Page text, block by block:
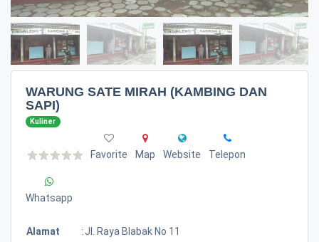
WARUNG SATE MIRAH (KAMBING DAN
SAPI)
Kuliner
Favorite Map Website Telepon
Whatsapp
Alamat : Jl. Raya Blabak No 11